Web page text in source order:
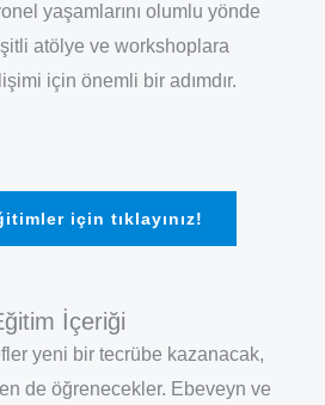
yaşamlarını olumlu yönde
atölye ve workshoplara
için önemli bir adımdır.
için tıklayınız!
İçeriği
yeni bir tecrübe kazanacak,
de öğrenecekler. Ebeveyn ve